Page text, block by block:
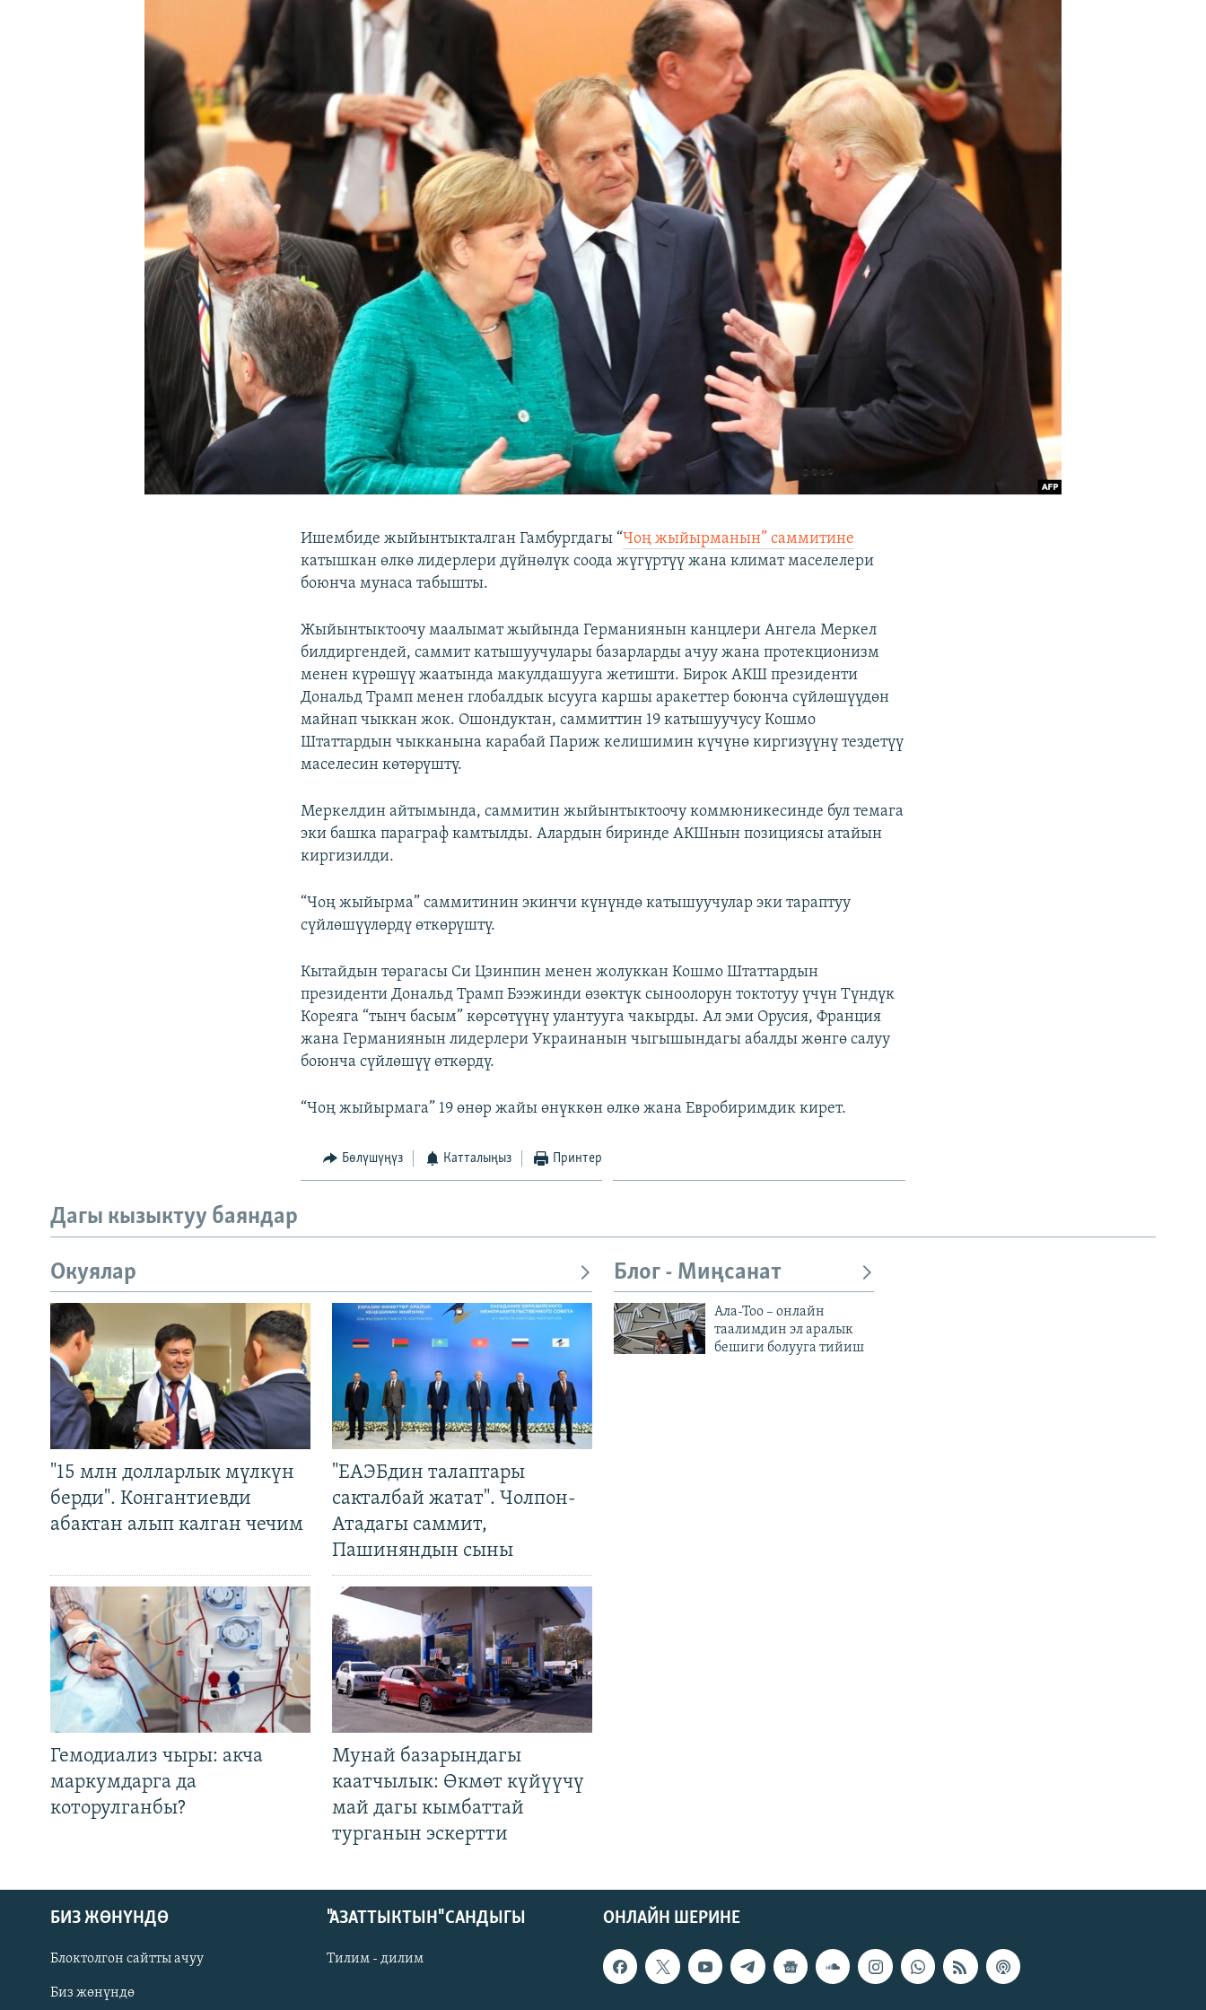
Ишембиде жыйынтыкталган Гамбургдагы “Чоң жыйырманын” саммитине
катышкан өлкө лидерлери дүйнөлүк соода жүгүртүү жана климат маселелери
боюнча мунаса табышты.
Жыйынтыктоочу маалымат жыйында Германиянын канцлери Ангела Меркел
билдиргендей, саммит катышуучулары базарларды ачуу жана протекционизм
менен күрөшүү жаатында макулдашууга жетишти. Бирок АКШ президенти
Дональд Трамп менен глобалдык ысууга каршы аракеттер боюнча сүйлөшүүдөн
майнап чыккан жок. Ошондуктан, саммиттин 19 катышуучусу Кошмо
Штаттардын чыкканына карабай Париж келишимин күчүнө киргизүүнү тездетүү
маселесин көтөрүштү.
Меркелдин айтымында, саммитин жыйынтыктоочу коммюникесинде бул темага
эки башка параграф камтылды. Алардын биринде АКШнын позициясы атайын
киргизилди.
“Чоң жыйырма” саммитинин экинчи күнүндө катышуучулар эки тараптуу
сүйлөшүүлөрдү өткөрүштү.
Кытайдын төрагасы Си Цзинпин менен жолуккан Кошмо Штаттардын
президенти Дональд Трамп Бээжинди өзөктүк сыноолорун токтотуу үчүн Түндүк
Кореяга “тынч басым” көрсөтүүнү улантууга чакырды. Ал эми Орусия, Франция
жана Германиянын лидерлери Украинанын чыгышындагы абалды жөнгө салуу
боюнча сүйлөшүү өткөрдү.
“Чоң жыйырмага” 19 өнөр жайы өнүккөн өлкө жана Евробиримдик кирет.
Бөлүшүңүз Катталыңыз Принтер
Дагы кызыктуу баяндар
Окуялар
"15 млн долларлык мүлкүн
берди". Конгантиевди
абактан алып калган чечим
"ЕАЭБдин талаптары
сакталбай жатат". Чолпон-
Атадагы саммит,
Пашиняндын сыны
Гемодиализ чыры: акча
маркумдарга да
которулганбы?
Мунай базарындагы
каатчылык: Өкмөт күйүүчү
май дагы кымбаттай
турганын эскертти
Блог - Миңсанат
Ала-Тоо – онлайн
таалимдин эл аралык
бешиги болууга тийиш
ОНЛАЙН ШЕРИНЕ
БИЗ ЖӨНҮНДӨ
Блоктолгон сайтты ачуу
Биз жөнүндө
"АЗАТТЫКТЫН" САНДЫГЫ
Тилим - дилим